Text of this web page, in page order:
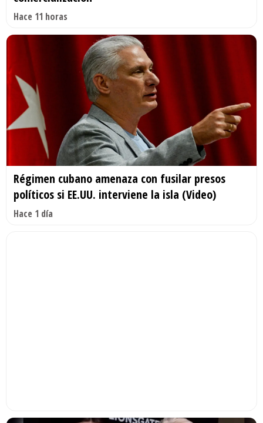
Hace 11 horas
Régimen cubano amenaza con fusilar presos
políticos si EE.UU. interviene la isla (Video)
Hace 1 día